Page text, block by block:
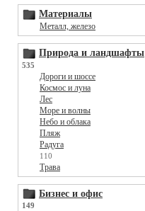
Материалы
Металл, железо
Природа и ландшафты
535
Дороги и шоссе
Космос и луна
Лес
Море и волны
Небо и облака
Пляж
Радуга
110
Трава
Бизнес и офис
149